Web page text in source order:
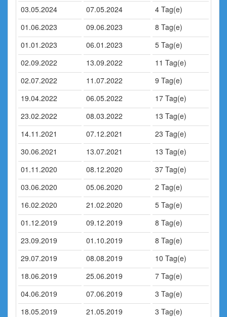
03.05.2024
07.05.2024
4 Tag(e)
01.06.2023
09.06.2023
8 Tag(e)
01.01.2023
06.01.2023
5 Tag(e)
02.09.2022
13.09.2022
11 Tag(e)
02.07.2022
11.07.2022
9 Tag(e)
19.04.2022
06.05.2022
17 Tag(e)
23.02.2022
08.03.2022
13 Tag(e)
14.11.2021
07.12.2021
23 Tag(e)
30.06.2021
13.07.2021
13 Tag(e)
01.11.2020
08.12.2020
37 Tag(e)
03.06.2020
05.06.2020
2 Tag(e)
16.02.2020
21.02.2020
5 Tag(e)
01.12.2019
09.12.2019
8 Tag(e)
23.09.2019
01.10.2019
8 Tag(e)
29.07.2019
08.08.2019
10 Tag(e)
18.06.2019
25.06.2019
7 Tag(e)
04.06.2019
07.06.2019
3 Tag(e)
18.05.2019
21.05.2019
3 Tag(e)